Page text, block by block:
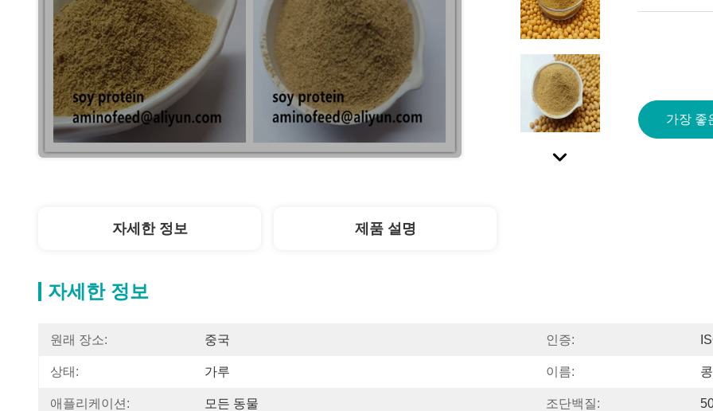
가장 좋
자세한 정보 제품 설명
자세한 정보
원래 장소: 중국 인증:
상태: 가루 이름:
애플리케이션: 모든 동물 조단백질: